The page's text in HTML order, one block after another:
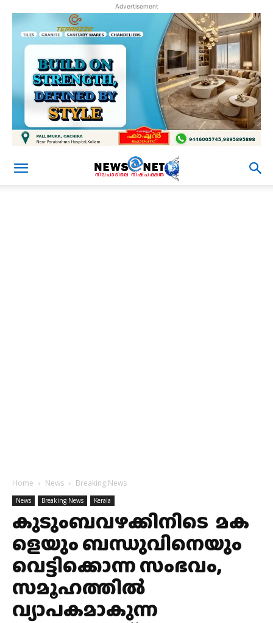
Advertisement
Home News Breaking News
News Breaking News Kerala
കുടുംബവഴക്കിനിടെ മക
ളെയും ബന്ധുവിനെയും
വെട്ടിക്കൊന്ന സംഭവം,
സമൂഹത്തില്‍
വ്യാപകമാകുന്ന